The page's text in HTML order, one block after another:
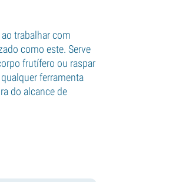
trabalhar com
como este. Serve
frutífero ou raspar
ferramenta
do alcance de